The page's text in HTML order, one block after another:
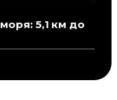
5,1 км до